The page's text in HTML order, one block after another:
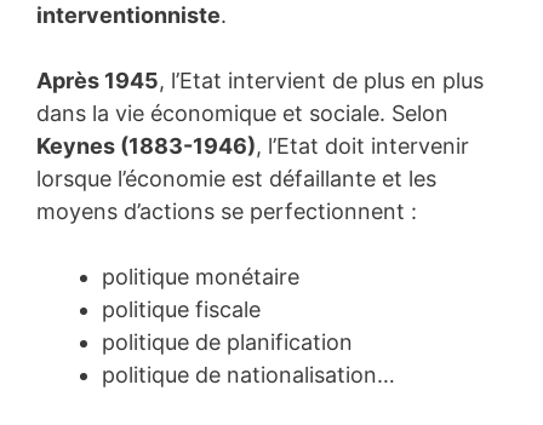
interventionniste.
Après 1945, l’Etat intervient de plus en plus
dans la vie économique et sociale. Selon
Keynes (1883-1946), l’Etat doit intervenir
lorsque l’économie est défaillante et les
moyens d’actions se perfectionnent :
politique monétaire
politique fiscale
politique de planification
politique de nationalisation…